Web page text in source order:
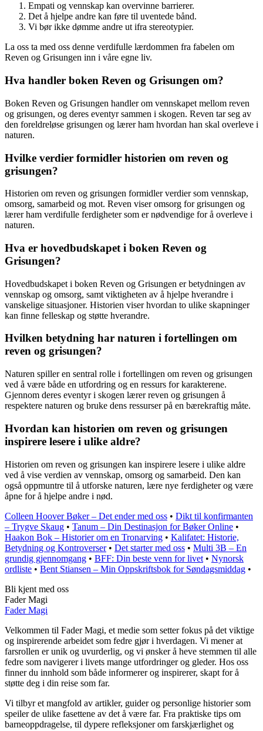
Empati og vennskap kan overvinne barrierer.
Det å hjelpe andre kan føre til uventede bånd.
Vi bør ikke dømme andre ut ifra stereotypier.
La oss ta med oss denne verdifulle lærdommen fra fabelen om
Reven og Grisungen inn i våre egne liv.
Hva handler boken Reven og Grisungen om?
Boken Reven og Grisungen handler om vennskapet mellom reven
og grisungen, og deres eventyr sammen i skogen. Reven tar seg av
den foreldreløse grisungen og lærer ham hvordan han skal overleve i
naturen.
Hvilke verdier formidler historien om reven og
grisungen?
Historien om reven og grisungen formidler verdier som vennskap,
omsorg, samarbeid og mot. Reven viser omsorg for grisungen og
lærer ham verdifulle ferdigheter som er nødvendige for å overleve i
naturen.
Hva er hovedbudskapet i boken Reven og
Grisungen?
Hovedbudskapet i boken Reven og Grisungen er betydningen av
vennskap og omsorg, samt viktigheten av å hjelpe hverandre i
vanskelige situasjoner. Historien viser hvordan to ulike skapninger
kan finne felleskap og støtte hverandre.
Hvilken betydning har naturen i fortellingen om
reven og grisungen?
Naturen spiller en sentral rolle i fortellingen om reven og grisungen
ved å være både en utfordring og en ressurs for karakterene.
Gjennom deres eventyr i skogen lærer reven og grisungen å
respektere naturen og bruke dens ressurser på en bærekraftig måte.
Hvordan kan historien om reven og grisungen
inspirere lesere i ulike aldre?
Historien om reven og grisungen kan inspirere lesere i ulike aldre
ved å vise verdien av vennskap, omsorg og samarbeid. Den kan
også oppmuntre til å utforske naturen, lære nye ferdigheter og være
åpne for å hjelpe andre i nød.
Colleen Hoover Bøker – Det ender med oss • Dikt til konfirmanten
– Trygve Skaug • Tanum – Din Destinasjon for Bøker Online •
Haakon Bok – Historier om en Tronarving • Kalifatet: Historie,
Betydning og Kontroverser• Det starter med oss • Multi 3B – En
grundig gjennomgang • BFF: Din beste venn for livet • Nynorsk
ordliste • Bent Stiansen – Min Oppskriftsbok for Søndagsmiddag •
Bli kjent med oss
Fader Magi
Fader Magi
Velkommen til Fader Magi, et medie som setter fokus på det viktige
og inspirerende arbeidet som fedre gjør i hverdagen. Vi mener at
farsrollen er unik og uvurderlig, og vi ønsker å heve stemmen til alle
fedre som navigerer i livets mange utfordringer og gleder. Hos oss
finner du innhold som både informerer og inspirerer, skapt for å
støtte deg i din reise som far.
Vi tilbyr et mangfold av artikler, guider og personlige historier som
speiler de ulike fasettene av det å være far. Fra praktiske tips om
barneoppdragelse, til dypere refleksjoner om farskjærlighet og